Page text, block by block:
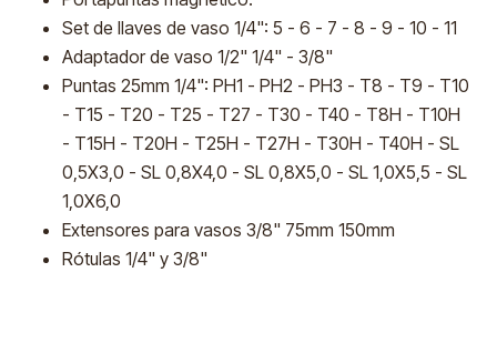
Set de llaves de vaso 1/4": 5 - 6 - 7 - 8 - 9 - 10 - 11
Adaptador de vaso 1/2" 1/4" - 3/8"
Puntas 25mm 1/4": PH1 - PH2 - PH3 - T8 - T9 - T10
- T15 - T20 - T25 - T27 - T30 - T40 - T8H - T10H
- T15H - T20H - T25H - T27H - T30H - T40H - SL
0,5X3,0 - SL 0,8X4,0 - SL 0,8X5,0 - SL 1,0X5,5 - SL
1,0X6,0
Extensores para vasos 3/8" 75mm 150mm
Rótulas 1/4" y 3/8"